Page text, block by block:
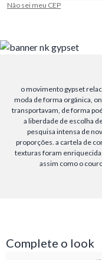
Não sei meu CEP
o movimento gypset
moda de forma orgânica,
transportavam, de forma
a liberdade de escolha
pesquisa intensa de
proporções. a cartela de
texturas foram
assim como o
Complete o look